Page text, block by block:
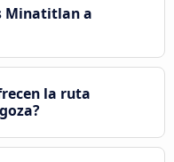
Minatitlan a
la ruta